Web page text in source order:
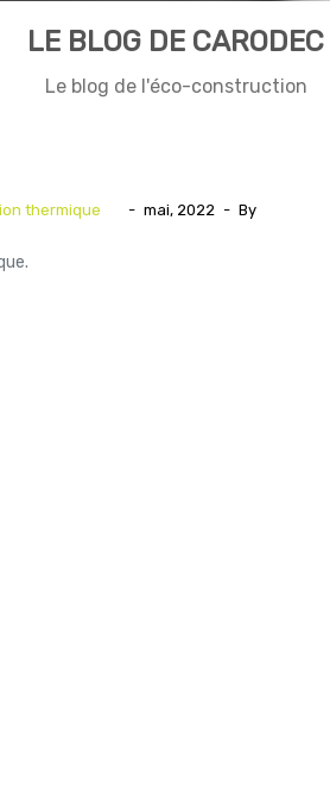
LE BLOG DE CARODEC
Le blog de l'éco-construction
thermique - mai, 2022 - By